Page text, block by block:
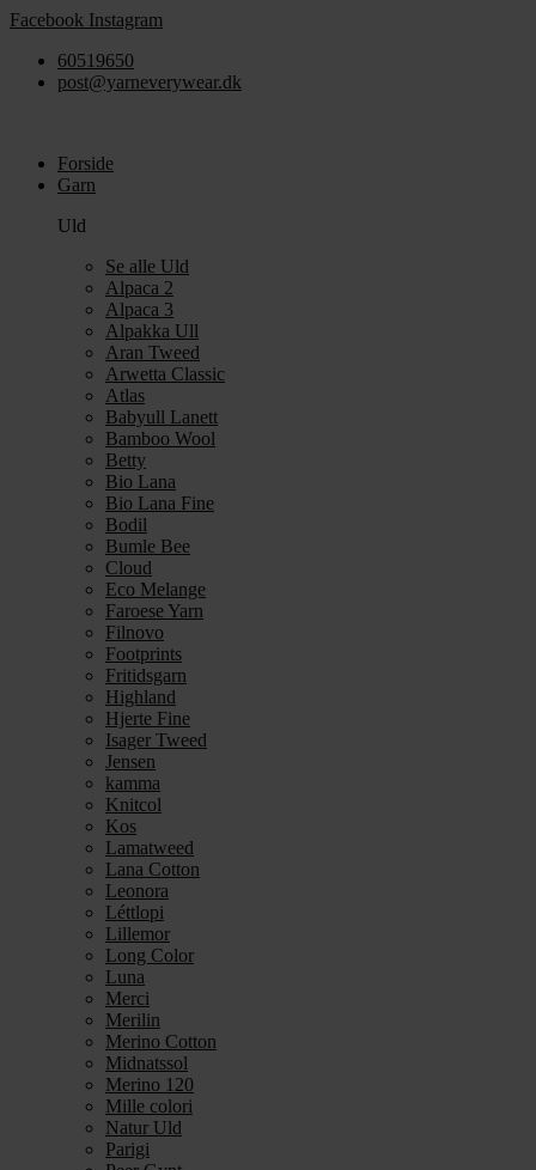
Videre
indhold
Facebook Instagram
60519650
post@yarneverywear.dk
Forside
Garn
Uld
Se alle Uld
Alpaca 2
Alpaca 3
Alpakka Ull
Aran Tweed
Arwetta Classic
Atlas
Babyull Lanett
Bamboo Wool
Betty
Bio Lana
Bio Lana Fine
Bodil
Bumle Bee
Cloud
Eco Melange
Faroese Yarn
Filnovo
Footprints
Fritidsgarn
Highland
Hjerte Fine
Isager Tweed
Jensen
kamma
Knitcol
Kos
Lamatweed
Lana Cotton
Leonora
Léttlopi
Lillemor
Long Color
Luna
Merci
Merilin
Merino Cotton
Midnatssol
Merino 120
Mille colori
Natur Uld
Parigi